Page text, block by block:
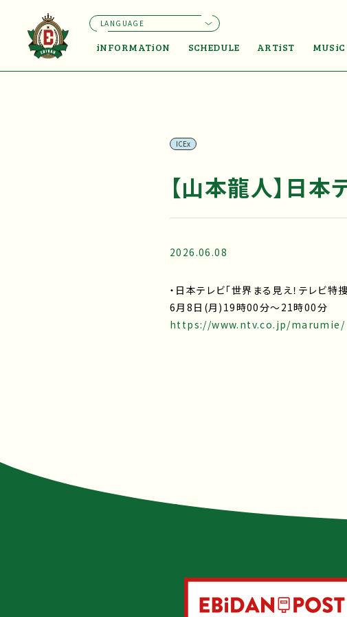
iNFORMATiON SCHEDULE ARTiST
LANGUAGE
ICEx
【山本龍人】日本
2026.06.08
・日本テレビ「世界まる見え！テレビ特
6月8日(月)19時00分～21時00分
https://www.ntv.co.jp/marumie/